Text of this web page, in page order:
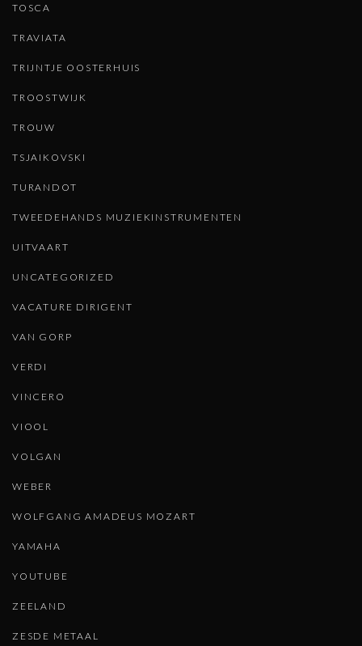
TOSCA
TRAVIATA
TRIJNTJE OOSTERHUIS
TROOSTWIJK
TROUW
TSJAIKOVSKI
TURANDOT
TWEEDEHANDS MUZIEKINSTRUMENTEN
UITVAART
UNCATEGORIZED
VACATURE DIRIGENT
VAN GORP
VERDI
VINCERO
VIOOL
VOLGAN
WEBER
WOLFGANG AMADEUS MOZART
YAMAHA
YOUTUBE
ZEELAND
ZESDE METAAL